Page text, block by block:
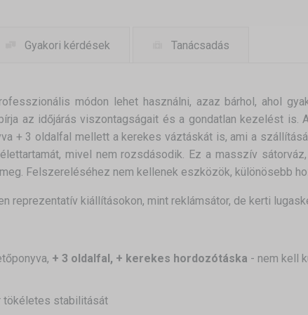
Gyakori kérdések Tanácsadás
módon lehet használni, azaz bárhol, ahol
az időjárás viszontagságait és a gondatlan kezelést is.
+ 3 oldalfal mellett a kerekes váztáskát is, ami a
mivel nem rozsdásodik. Ez a masszív sátorváz,
Felszereléséhez nem kellenek eszközök, különösebb
reprezentatív kiállításokon, mint reklámsátor, de kerti
+ 3 oldalfal, + kerekes hordozótáska - nem kell
tökéletes stabilitását